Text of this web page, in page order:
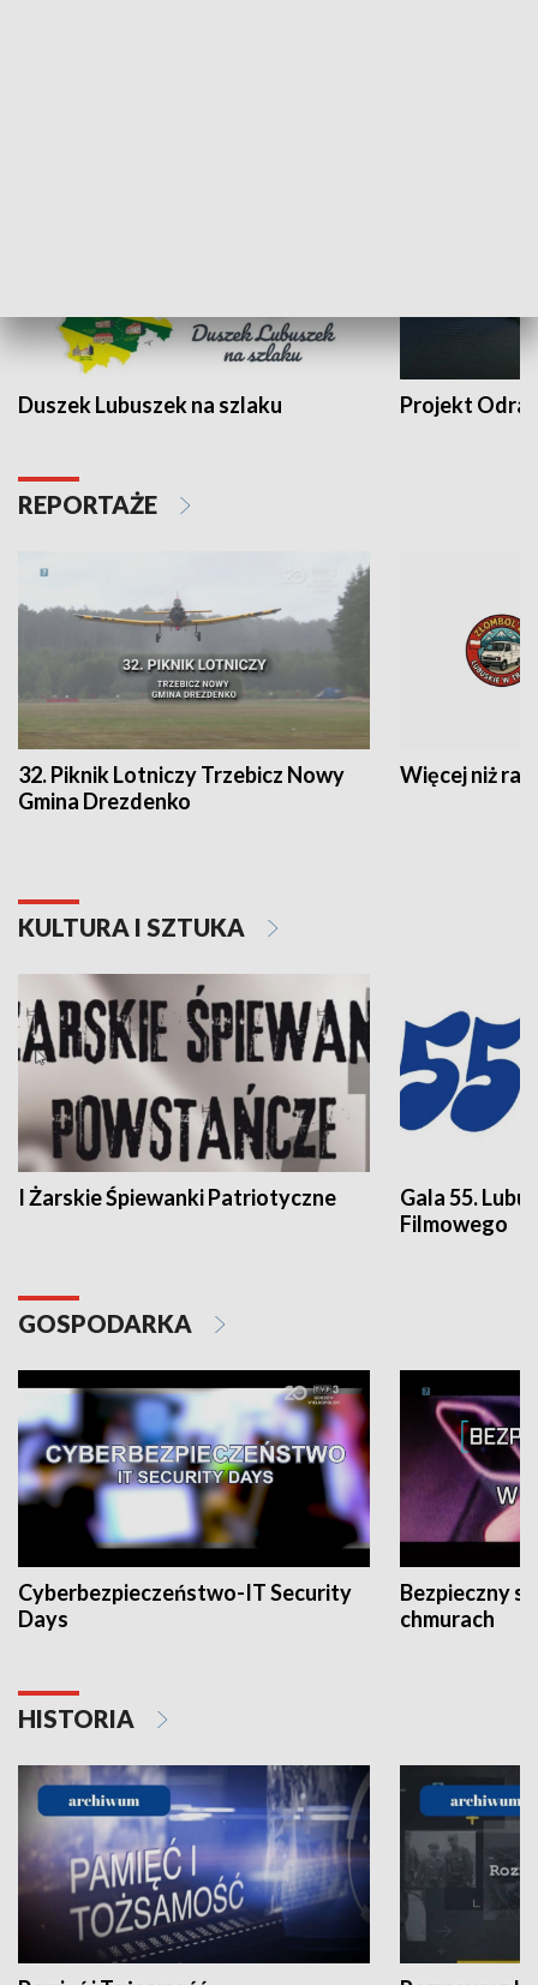
Duszek Lubuszek na szlaku Projekt Odra
REPORTAŻE
32. Piknik Lotniczy Trzebicz Nowy
Gmina Drezdenko
Więcej niż rajd
KULTURA I SZTUKA
I Żarskie Śpiewanki Patriotyczne
Gala 55.
Filmowego
GOSPODARKA
Cyberbezpieczeństwo-IT Security
Days
Bezpieczny
chmurach
HISTORIA